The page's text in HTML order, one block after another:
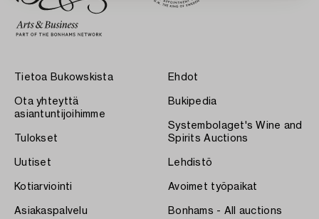
Tietoa Bukowskista
Ota yhteyttä
asiantuntijoihimme
Tulokset
Uutiset
Kotiarviointi
Asiakaspalvelu
Ehdot
Bukipedia
Systembolaget's Wine and
Spirits Auctions
Lehdistö
Avoimet työpaikat
Bonhams - All auctions